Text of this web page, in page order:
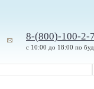
8-(800)-100-2-
с 10:00 до 18:00 по